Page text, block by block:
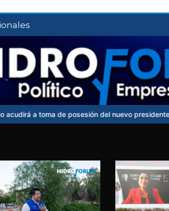
de posesión del nuevo presidente de Colombia